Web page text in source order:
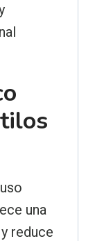
una
reduce